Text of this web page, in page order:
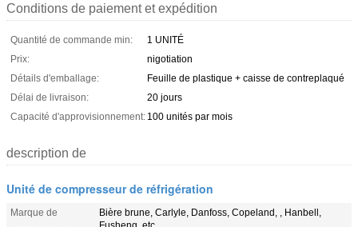
Conditions de paiement et expédition
Quantité de commande min:
1 UNITÉ
Prix:
nigotiation
Détails d'emballage:
Feuille de plastique + caisse de contreplaqué
Délai de livraison:
20 jours
Capacité d'approvisionnement: 100 unités par mois
description de
Unité de compresseur de réfrigération
Marque de
Bière brune, Carlyle, Danfoss, Copeland, , Hanbell,